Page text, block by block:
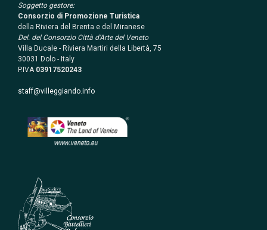
Soggetto gestore:
Consorzio di Promozione Turistica
della Riviera del Brenta e del Miranese
Del. del Consorzio Città d'Arte del Veneto
Villa Ducale - Riviera Martiri della Libertà, 75
30031 Dolo - Italy
P.IVA 03917520243
staff@villeggiando.info